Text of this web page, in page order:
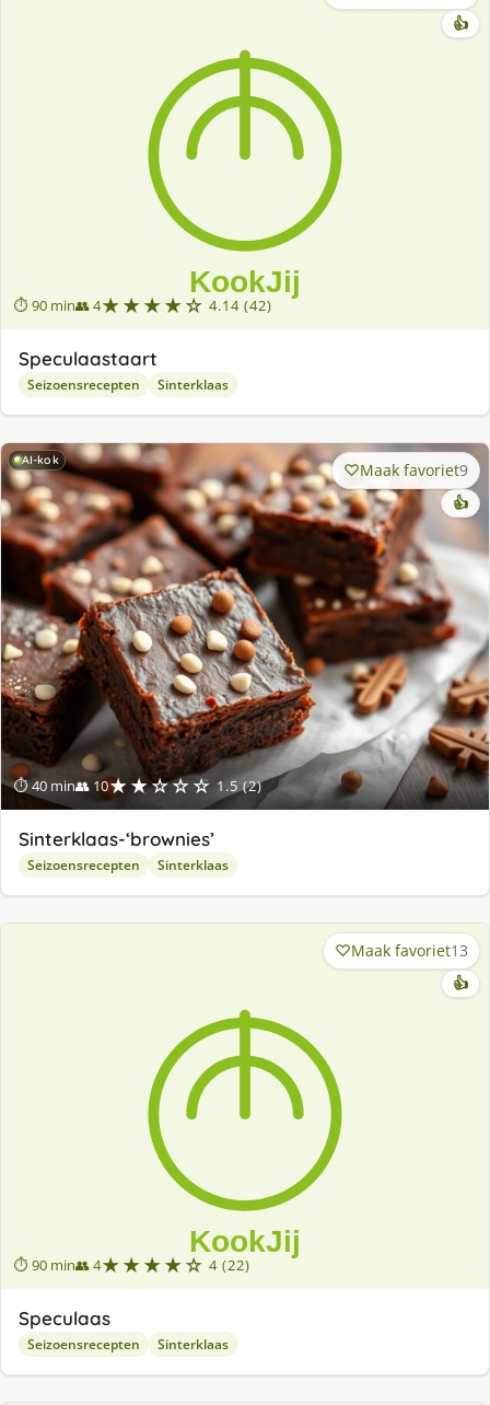
⏱ 90 min👥 4★★★★☆ 4.14 (42)
👍
Speculaastaart
Seizoensrecepten Sinterklaas
AI-kok
⏱ 40 min👥 10★★☆☆☆ 1.5 (2)
Maak favoriet9
👍
Sinterklaas-‘brownies’
Seizoensrecepten Sinterklaas
⏱ 90 min👥 4★★★★☆ 4 (22)
Maak favoriet13
👍
Speculaas
Seizoensrecepten Sinterklaas